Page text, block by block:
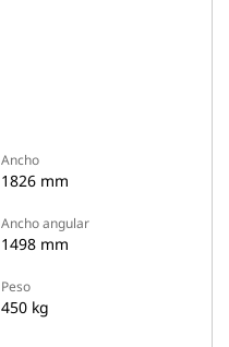
Ancho
1826 mm
Ancho angular
1498 mm
Peso
450 kg